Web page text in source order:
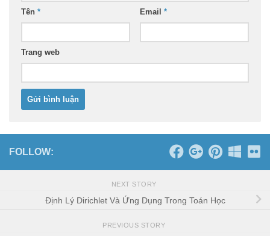
Tên * Email *
Trang web
FOLLOW:
NEXT STORY
Định Lý Dirichlet Và Ứng Dụng Trong Toán Học
PREVIOUS STORY